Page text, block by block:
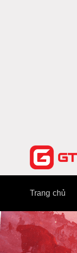
Trang chủ